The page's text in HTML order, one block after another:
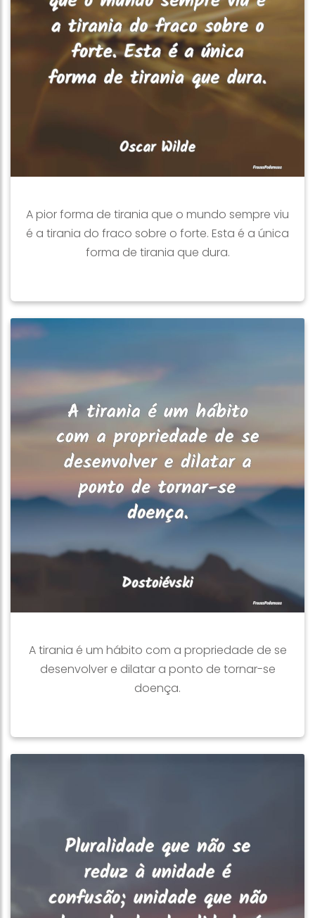
A pior forma de tirania que o mundo sempre viu
é a tirania do fraco sobre o forte. Esta é a única
forma de tirania que dura.
A tirania é um hábito com a propriedade de se
desenvolver e dilatar a ponto de tornar-se
doença.